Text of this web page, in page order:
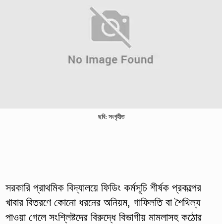
ছবি: সংগৃহীত
সরকারি প্রাথমিক বিদ্যালয়ে ফিডিং কর্মসূচি শীর্ষক প্রকল্পের
খাবার বিতরণে কোনো ধরনের অনিয়ম, গাফিলতি বা শৈথিল্য
পাওয়া গেলে সংশ্লিষ্টদের বিরুদ্ধে বিভাগীয় মামলাসহ কঠোর